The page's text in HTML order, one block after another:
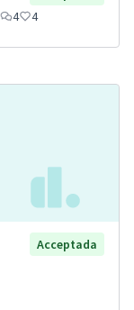
4 4
Acceptada